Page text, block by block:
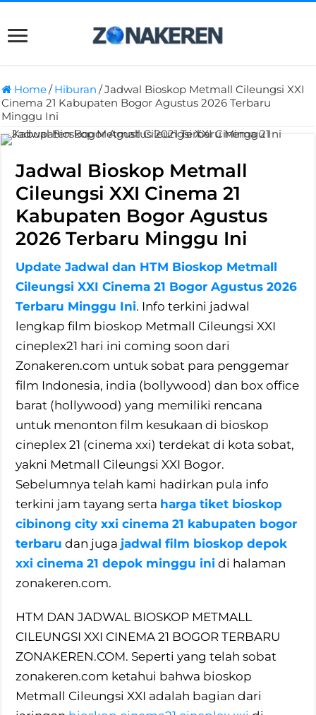
Home/Hiburan /Jadwal Bioskop Metmall Cileungsi XXI
Cinema 21 Kabupaten Bogor Agustus 2026 Terbaru
Minggu Ini
Jadwal Bioskop Metmall
Cileungsi XXI Cinema 21
Kabupaten Bogor Agustus
2026 Terbaru Minggu Ini
Update Jadwal dan HTM Bioskop Metmall
Cileungsi XXI Cinema 21 Bogor Agustus 2026
Terbaru Minggu Ini. Info terkini jadwal
lengkap film bioskop Metmall Cileungsi XXI
cineplex21 hari ini coming soon dari
Zonakeren.com untuk sobat para penggemar
film Indonesia, india (bollywood) dan box office
barat (hollywood) yang memiliki rencana
untuk menonton film kesukaan di bioskop
cineplex 21 (cinema xxi) terdekat di kota sobat,
yakni Metmall Cileungsi XXI Bogor.
Sebelumnya telah kami hadirkan pula info
terkini jam tayang serta harga tiket bioskop
cibinong city xxi cinema 21 kabupaten bogor
terbaru dan juga jadwal film bioskop depok
xxi cinema 21 depok minggu ini di halaman
zonakeren.com.
HTM DAN JADWAL BIOSKOP METMALL
CILEUNGSI XXI CINEMA 21 BOGOR TERBARU
ZONAKEREN.COM. Seperti yang telah sobat
zonakeren.com ketahui bahwa bioskop
Metmall Cileungsi XXI adalah bagian dari